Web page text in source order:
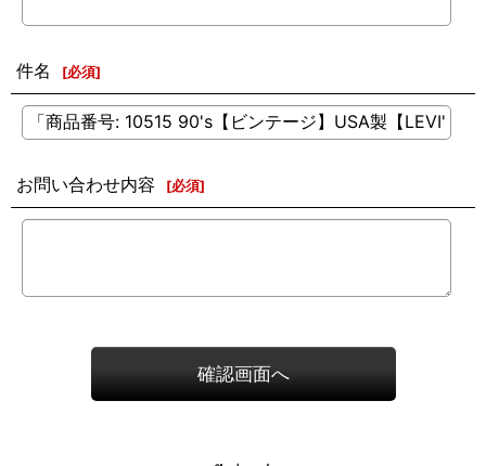
件名 [必須]
お問い合わせ内容 [必須]
確認画面へ